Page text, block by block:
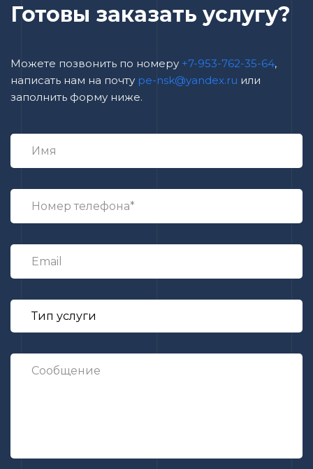
Готовы заказать услугу?
Можете позвонить по номеру +7-953-762-35-64,
написать нам на почту pe-nsk@yandex.ru или
заполнить форму ниже.